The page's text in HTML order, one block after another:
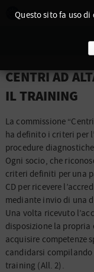
CENTRI AD
IL TRAINING
La commissione
ha definito i criteri per
procedure
Ogni socio, che
criteri definiti per una
CD per ricevere
mediante invio di una
Una volta ricevuto
disposizione la propria
acquisire competenze
candidarsi compilando
training (All. 2).
Questo sito fa uso